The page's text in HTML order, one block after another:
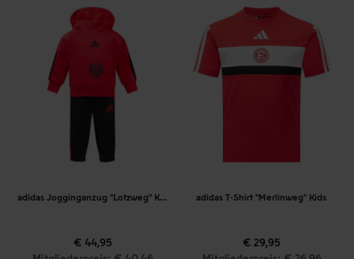
adidas Jogginganzug "Lotzweg" Kids
€ 44,95
adidas T-Shirt "Merlinweg" Kids
€ 29,95